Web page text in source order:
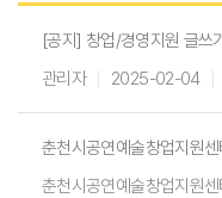
[공지] 창업/경영지원 글쓰
관리자
2025-02-04
춘천시공연예술창업지원
춘천시공연예술창업지원센